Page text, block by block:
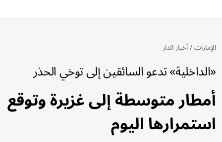
الإمارات/أخبار الدار
«الداخلية» تدعو السائقين إلى توخي الحذر
أمطار متوسطة إلى غزيرة وتوقع
استمرارها اليوم